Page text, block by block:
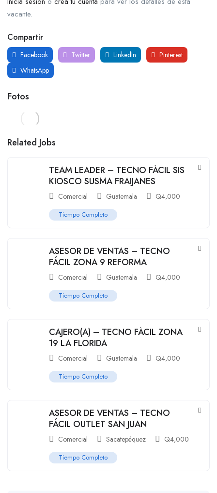
vacante.
Compartir
Facebook Twitter LinkedIn
Pinterest
WhatsApp
Fotos
Related Jobs
TEAM LEADER – TECNO FÁCIL SIS
KIOSCO SUSMA FRAIJANES
Comercial Guatemala Q4,000
Tiempo Completo
ASESOR DE VENTAS – TECNO
FÁCIL ZONA 9 REFORMA
Comercial Guatemala Q4,000
Tiempo Completo
CAJERO(A) – TECNO FÁCIL ZONA
19 LA FLORIDA
Comercial Guatemala Q4,000
Tiempo Completo
ASESOR DE VENTAS – TECNO
FÁCIL OUTLET SAN JUAN
Comercial Sacatepéquez Q4,000
Tiempo Completo